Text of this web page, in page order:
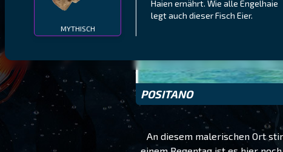
MYTHISCH
Haien ernährt. Wie alle Engelhaie
legt auch dieser Fisch Eier.
POSITANO
An diesem malerischen Ort